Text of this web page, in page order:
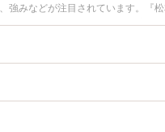
みなどが注目されています。『
くの弁護士を検索したい』『初